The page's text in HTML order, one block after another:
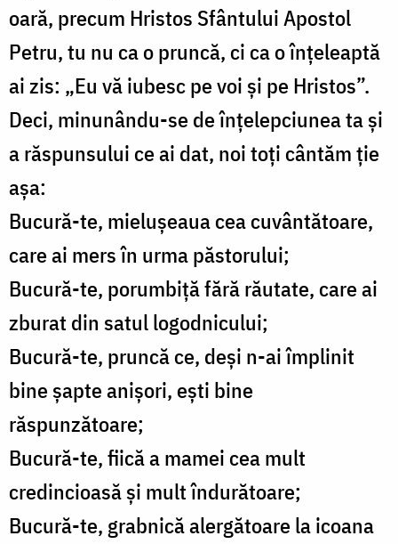
oară, precum Hristos Sfântului Apostol
Petru, tu nu ca o pruncă, ci ca o înţeleaptă
ai zis: „Eu vă iubesc pe voi şi pe Hristos”.
Deci, minunându-se de înţelepciunea ta şi
a răspunsului ce ai dat, noi toţi cântăm ţie
aşa:
Bucură-te, mieluşeaua cea cuvântătoare,
care ai mers în urma păstorului;
Bucură-te, porumbiţă fără răutate, care ai
zburat din satul logodnicului;
Bucură-te, pruncă ce, deşi n-ai împlinit
bine şapte anişori, eşti bine
răspunzătoare;
Bucură-te, fiică a mamei cea mult
credincioasă şi mult îndurătoare;
Bucură-te, grabnică alergătoare la icoana